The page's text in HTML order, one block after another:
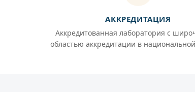
АККРЕДИТАЦИЯ
Аккредитованная лаборатория с
областью аккредитации в